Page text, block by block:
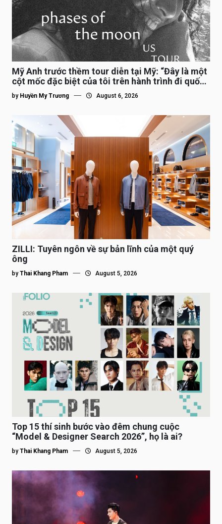
Mỹ Anh trước thềm tour diễn tại Mỹ: “Đây là một
cột mốc đặc biệt của tôi trên hành trình đi quốc
tế”
by Huyền My Trương August 6, 2026
ZILLI: Tuyên ngôn về sự bản lĩnh của một quý
ông
by Thai Khang Pham August 5, 2026
Top 15 thí sinh bước vào đêm chung cuộc
“Model & Designer Search 2026”, họ là ai?
by Thai Khang Pham August 5, 2026